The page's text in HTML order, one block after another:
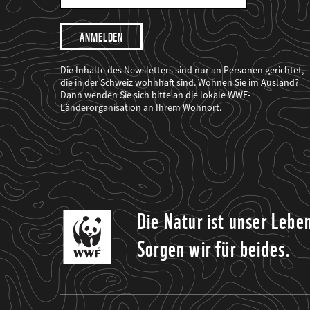
Mail
Adresse
Ich
möchte,
dass
der
WWF
mich
über
seine
Projekte
informiert.
Die Inhalte des Newsletters sind nur an Personen gerichtet,
die in der Schweiz wohnhaft sind. Wohnen Sie im Ausland?
Dann wenden Sie sich bitte an die lokale WWF-
Länderorganisation an Ihrem Wohnort.
Die Natur ist unser
Sorgen wir für beides.